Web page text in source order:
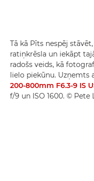
Tā kā Pīts nespēj
ratiņkrēsla un iekāpt
radošs veids, kā
lielo piekūnu. Uzņemts
200-800mm F6.3-9 IS
f/9 un ISO 1600. © Pete